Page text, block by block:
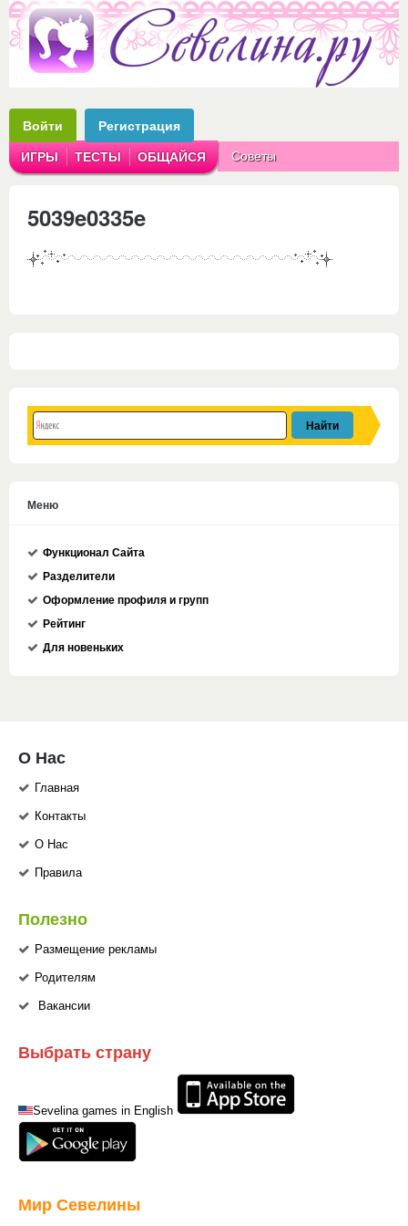
Войти Регистрация
ИГРЫ ТЕСТЫ ОБЩАЙСЯ Советы
5039e0335e
Меню
Функционал Сайта
Разделители
Оформление профиля и групп
Рейтинг
Для новеньких
О Нас
Главная
Контакты
О Нас
Правила
Полезно
Размещение рекламы
Родителям
Вакансии
Выбрать страну
Sevelina games in English
Мир Севелины